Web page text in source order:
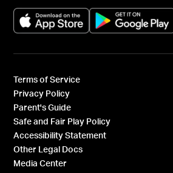
(opens in a new tab)
Terms of Service
Privacy Policy
Parent's Guide
Safe and Fair Play Policy
Accessibility Statement
Other Legal Docs
Media Center